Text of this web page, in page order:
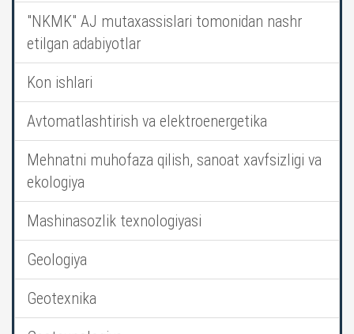
"NKMK" AJ mutaxassislari tomonidan nashr
etilgan adabiyotlar
Kon ishlari
Avtomatlashtirish va elektroenergetika
Mehnatni muhofaza qilish, sanoat xavfsizligi va
ekologiya
Mashinasozlik texnologiyasi
Geologiya
Geotexnika